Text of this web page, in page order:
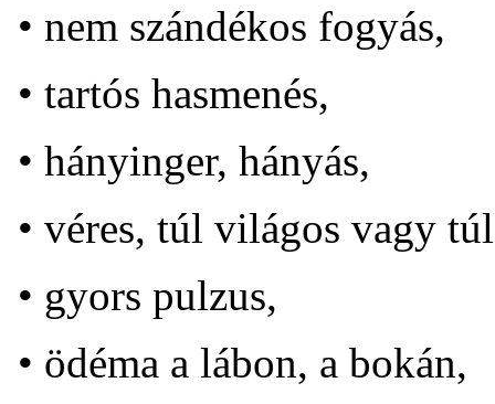
• nem szándékos fogyás,
• tartós hasmenés,
• hányinger, hányás,
• véres, túl világos vagy
• gyors pulzus,
• ödéma a lábon, a bokán,